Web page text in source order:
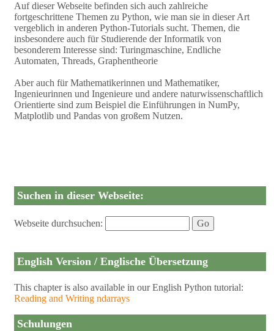
Auf dieser Webseite befinden sich auch zahlreiche
fortgeschrittene Themen zu Python, wie man sie in dieser Art
vergeblich in anderen Python-Tutorials sucht. Themen, die
insbesondere auch für Studierende der Informatik von
besonderem Interesse sind: Turingmaschine, Endliche
Automaten, Threads, Graphentheorie
Aber auch für Mathematikerinnen und Mathematiker,
Ingenieurinnen und Ingenieure und andere naturwissenschaftlich
Orientierte sind zum Beispiel die Einführungen in NumPy,
Matplotlib und Pandas von großem Nutzen.
Suchen in dieser Webseite:
Webseite durchsuchen:
English Version / Englische Übersetzung
This chapter is also available in our English Python tutorial:
Reading and Writing ndarrays
Schulungen